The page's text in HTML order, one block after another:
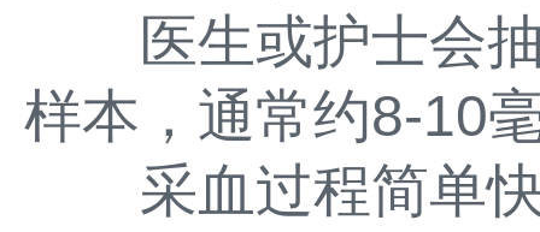
医生或护士会抽
样本，通常约8-10
采血过程简单快